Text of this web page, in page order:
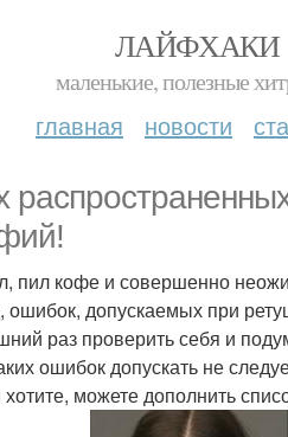
ЛАЙФХАКИ
маленькие, полезные
главная новости
пил кофе и совершенно
ошибок, допускаемых при
раз проверить себя и
ошибок допускать не
можете дополнить